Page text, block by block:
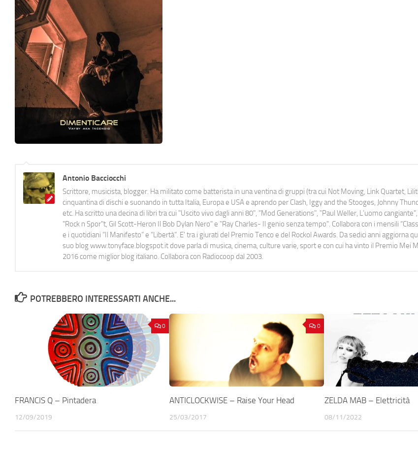
Antonio Bacciocchi
Scrittore, musicista, blogger. Ha militato come batterista in una ventina di gruppi (tra cui Not Moving, Link Quartet,
cinquantina di dischi e suonando in tutta Italia, Europa e USA e aprendo per Clash, Iggy and the Stooges, Johnny
etc. Ha scritto una decina di libri tra cui "Uscito vivo dagli anni 80", "Mod Generations", "Paul Weller, L’uomo cangiante",
"Rock n Spor"t, Gil Scott-Heron Il Bob Dylan Nero" e "Ray Charles- Il genio senza tempo". Collabora con i mensili
e i quotidiani “Il Manifesto” e “Libertà”. E' tra i giurati del Premio Tenco e del Rockol Awards. Da sedici anni aggiorna
suo blog www.tonyface.blogspot.it dove parla di musica, cinema, culture varie, sport e con cui ha vinto il Premio Mei
2016 come miglior blog italiano. Collabora con Radiocoop dal 2003.
POTREBBERO INTERESSARTI ANCHE...
0
FRANCIS Q – Pintadera
12/09/2019
0
ANTICLOCKWISE – Raise Your Head
25/03/2017
ZELDA MAB – Elettricità
08/11/2022